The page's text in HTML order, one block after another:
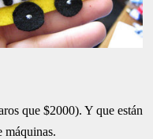
que $2000). Y que están
máquinas.